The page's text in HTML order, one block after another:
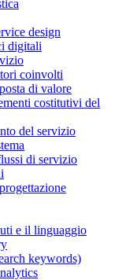
design
digitali
coinvolti
di valore
costitutivi del
del servizio
di servizio
e il linguaggio
keywords)